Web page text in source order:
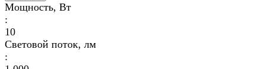
Мощность, Вт
:
10
Световой поток, лм
: